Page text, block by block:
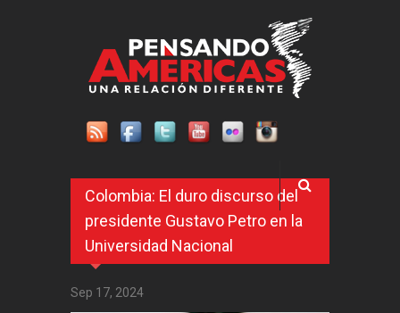
Colombia: El duro discurso del
presidente Gustavo Petro en la
Universidad Nacional
Sep 17, 2024